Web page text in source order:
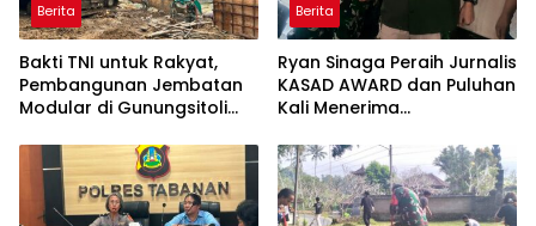
Berita
Bakti TNI untuk Rakyat,
Pembangunan Jembatan
Modular di Gunungsitoli
Abutmen
Berita
Ryan Sinaga Peraih Jurnalis
KASAD AWARD dan Puluhan
Kali Menerima
Media Aktif Publikasi
Kegiatan TNI